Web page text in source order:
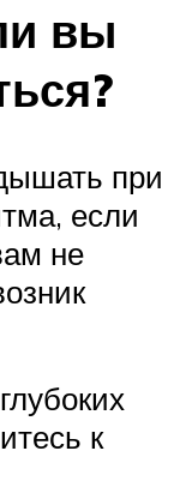
вы
при
если
не
к